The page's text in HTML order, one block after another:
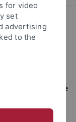
Evangelisch-
Universität
sowie
behilflich. Das
for video
set
advertising
to the